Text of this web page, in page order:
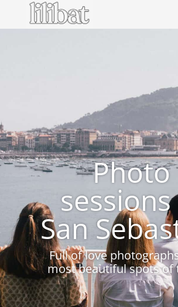
Photo
San
Full of love
most beautiful spots of